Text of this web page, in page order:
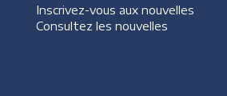
Inscrivez-vous aux nouvelles
Consultez les nouvelles